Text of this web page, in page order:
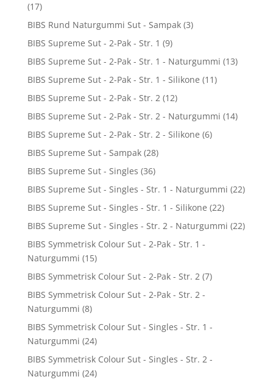
(17)
BIBS Rund Naturgummi Sut - Sampak (3)
BIBS Supreme Sut - 2-Pak - Str. 1 (9)
BIBS Supreme Sut - 2-Pak - Str. 1 - Naturgummi (13)
BIBS Supreme Sut - 2-Pak - Str. 1 - Silikone (11)
BIBS Supreme Sut - 2-Pak - Str. 2 (12)
BIBS Supreme Sut - 2-Pak - Str. 2 - Naturgummi (14)
BIBS Supreme Sut - 2-Pak - Str. 2 - Silikone (6)
BIBS Supreme Sut - Sampak (28)
BIBS Supreme Sut - Singles (36)
BIBS Supreme Sut - Singles - Str. 1 - Naturgummi (22)
BIBS Supreme Sut - Singles - Str. 1 - Silikone (22)
BIBS Supreme Sut - Singles - Str. 2 - Naturgummi (22)
BIBS Symmetrisk Colour Sut - 2-Pak - Str. 1 -
Naturgummi (15)
BIBS Symmetrisk Colour Sut - 2-Pak - Str. 2 (7)
BIBS Symmetrisk Colour Sut - 2-Pak - Str. 2 -
Naturgummi (8)
BIBS Symmetrisk Colour Sut - Singles - Str. 1 -
Naturgummi (24)
BIBS Symmetrisk Colour Sut - Singles - Str. 2 -
Naturgummi (24)